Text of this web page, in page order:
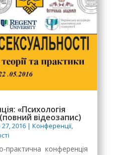
«Психологія
відеозапис)
2016| Конференції,
практична конференція